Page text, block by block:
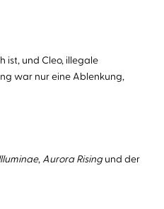
ist, und Cleo, illegale
war nur eine Ablenkung,
, Aurora Risingund der